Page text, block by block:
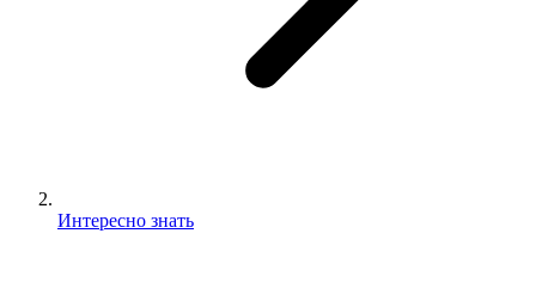
Интересно знать